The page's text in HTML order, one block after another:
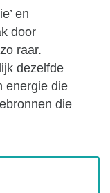
en
door
raar.
dezelfde
energie die
die